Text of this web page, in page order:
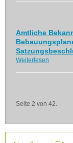
Amtliche
Weiterlesen
Seite 2 von 42.